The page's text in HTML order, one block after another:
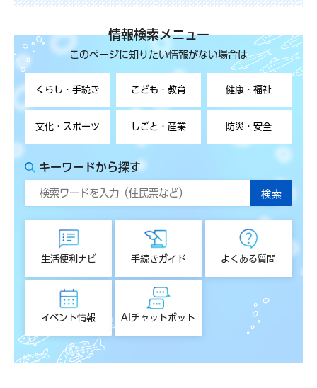
情報検索メニュー
このページに知りたい情報がない場合は
くらし・手続き こども・教育 健康・福祉
文化・スポーツ しごと・産業 防災・安全
キーワードから探す
生活便利ナビ 手続きガイド よくある質問
イベント情報 AIチャットボット